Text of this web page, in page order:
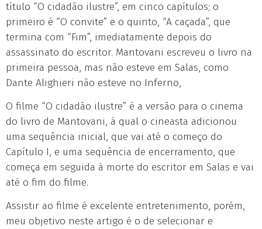
título “O cidadão ilustre”, em cinco capítulos; o
primeiro é “O convite” e o quinto, “A caçada”, que
termina com “Fim”, imediatamente depois do
assassinato do escritor. Mantovani escreveu o livro na
primeira pessoa, mas não esteve em Salas, como
Dante Alighieri não esteve no Inferno,
O filme “O cidadão ilustre” é a versão para o cinema
do livro de Mantovani, à qual o cineasta adicionou
uma sequência inicial, que vai até o começo do
Capítulo I, e uma sequência de encerramento, que
começa em seguida à morte do escritor em Salas e vai
até o fim do filme.
Assistir ao filme é excelente entretenimento, porém,
meu objetivo neste artigo é o de selecionar e